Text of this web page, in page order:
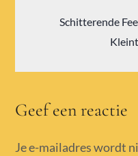
Schitterende
Geef een reactie
Je e-mailadres wordt